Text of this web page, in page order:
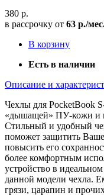
380 р.
в рассрочку от 63 р./
В корзину
Есть в наличии
Описание и
Чехлы для PocketBook
«дышащей» ПУ-кожи и
Стильный и удобный
поможет защитить
повысить его
более комфортным
устройство в
данной модели чехла.
грязи, царапин и